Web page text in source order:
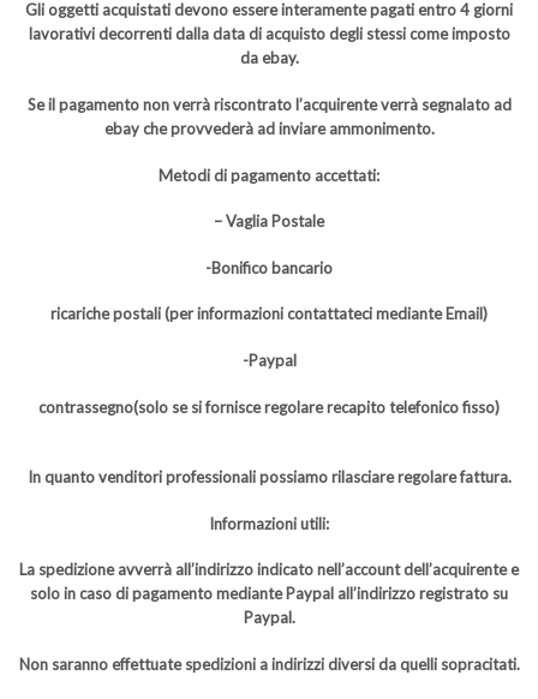
Gli oggetti acquistati devono essere interamente pagati entro 4 giorni
lavorativi decorrenti dalla data di acquisto degli stessi come imposto
da ebay.
Se il pagamento non verrà riscontrato l’acquirente verrà segnalato ad
ebay che provvederà ad inviare ammonimento.
Metodi di pagamento accettati:
– Vaglia Postale
-Bonifico bancario
ricariche postali (per informazioni contattateci mediante Email)
-Paypal
contrassegno(solo se si fornisce regolare recapito telefonico fisso)
In quanto venditori professionali possiamo rilasciare regolare fattura.
Informazioni utili:
La spedizione avverrà all’indirizzo indicato nell’account dell’acquirente e
solo in caso di pagamento mediante Paypal all’indirizzo registrato su
Paypal.
Non saranno effettuate spedizioni a indirizzi diversi da quelli sopracitati.